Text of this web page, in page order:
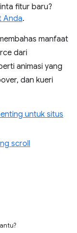
fitur baru?
Anda.
manfaat
dari
animasi yang
dan kueri
untuk situs
scroll